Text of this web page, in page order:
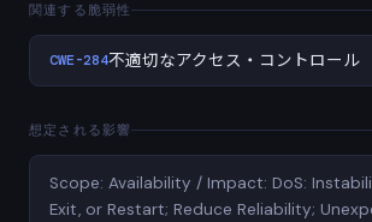
関連する脆弱性
CWE-284不適切なアクセス・コントロール
想定される影響
Scope: Availability / Impact: DoS:
Exit, or Restart; Reduce Reliability;